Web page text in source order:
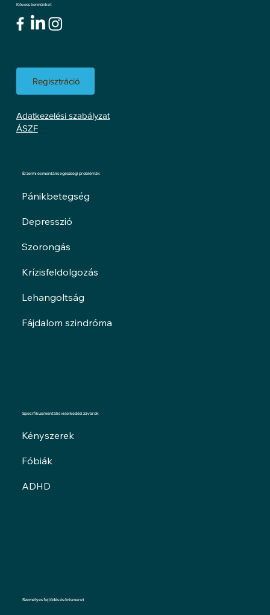
Kövess bennünket
Regisztráció
Adatkezelési szabályzat
ÁSZF
Érzelmi és mentális egészségi problémák
Pánikbetegség
Depresszió
Szorongás
Krízisfeldolgozás
Lehangoltság
Fájdalom szindróma
Specifikus mentális viselkedési zavarok
Kényszerek
Fóbiák
ADHD
Személyes fejlődés és önismeret